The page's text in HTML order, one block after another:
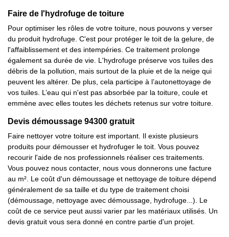
Faire de l'hydrofuge de toiture
Pour optimiser les rôles de votre toiture, nous pouvons y verser
du produit hydrofuge. C'est pour protéger le toit de la gelure, de
l'affaiblissement et des intempéries. Ce traitement prolonge
également sa durée de vie. L'hydrofuge préserve vos tuiles des
débris de la pollution, mais surtout de la pluie et de la neige qui
peuvent les altérer. De plus, cela participe à l’autonettoyage de
vos tuiles. L’eau qui n'est pas absorbée par la toiture, coule et
emmène avec elles toutes les déchets retenus sur votre toiture.
Devis démoussage 94300 gratuit
Faire nettoyer votre toiture est important. Il existe plusieurs
produits pour démousser et hydrofuger le toit. Vous pouvez
recourir l'aide de nos professionnels réaliser ces traitements.
Vous pouvez nous contacter, nous vous donnerons une facture
au m². Le coût d'un démoussage et nettoyage de toiture dépend
généralement de sa taille et du type de traitement choisi
(démoussage, nettoyage avec démoussage, hydrofuge...). Le
coût de ce service peut aussi varier par les matériaux utilisés. Un
devis gratuit vous sera donné en contre partie d'un projet.